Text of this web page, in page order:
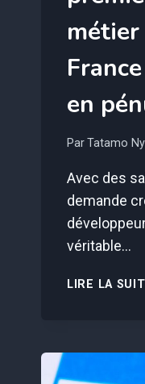
en
ParTatamo
Avec des
demande
véritable…
LIRE LA